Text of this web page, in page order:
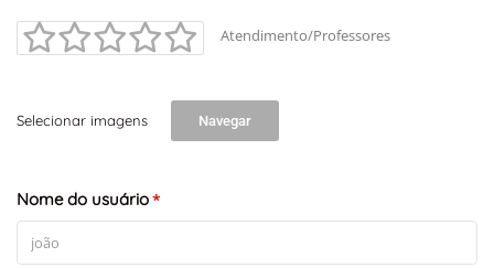
Leaflet
Atendimento/Professores
Selecionar imagens Navegar
Nome do usuário*